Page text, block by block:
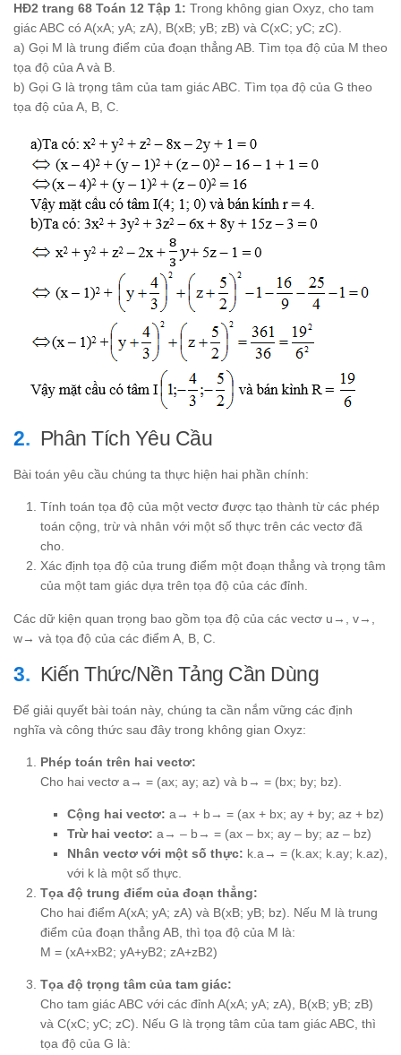
HĐ2 trang 68 Toán 12 Tập 1: Trong không gian Oxyz, cho tam
giác ABC có A(xA; yA; zA), B(xB; yB; zB) và C(xC; yC; zC).
a) Gọi M là trung điểm của đoạn thẳng AB. Tìm tọa độ của M theo
tọa độ của A và B.
b) Gọi G là trọng tâm của tam giác ABC. Tìm tọa độ của G theo
tọa độ của A, B, C.
Phân Tích Yêu Cầu
Bài toán yêu cầu chúng ta thực hiện hai phần chính:
Tính toán tọa độ của một vectơ được tạo thành từ các phép
toán cộng, trừ và nhân với một số thực trên các vectơ đã
cho.
Xác định tọa độ của trung điểm một đoạn thẳng và trọng tâm
của một tam giác dựa trên tọa độ của các đỉnh.
Các dữ kiện quan trọng bao gồm tọa độ của các vectơ u→, v→,
w→ và tọa độ của các điểm A, B, C.
Kiến Thức/Nền Tảng Cần Dùng
Để giải quyết bài toán này, chúng ta cần nắm vững các định
nghĩa và công thức sau đây trong không gian Oxyz:
Phép toán trên hai vectơ:
Cho hai vectơ a→ = (ax; ay; az) và b→ = (bx; by; bz).
Cộng hai vectơ: a→ + b→ = (ax + bx; ay + by; az + bz)
Trừ hai vectơ: a→ – b→ = (ax – bx; ay – by; az – bz)
Nhân vectơ với một số thực: k.a→ = (k.ax; k.ay; k.az),
với k là một số thực.
Tọa độ trung điểm của đoạn thẳng:
Cho hai điểm A(xA; yA; zA) và B(xB; yB; bz). Nếu M là trung
điểm của đoạn thẳng AB, thì tọa độ của M là:
M = (xA+xB2; yA+yB2; zA+zB2)
Tọa độ trọng tâm của tam giác:
Cho tam giác ABC với các đỉnh A(xA; yA; zA), B(xB; yB; zB)
và C(xC; yC; zC). Nếu G là trọng tâm của tam giác ABC, thì
tọa độ của G là: